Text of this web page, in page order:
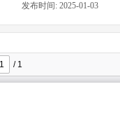
发布时间: 2025-01-03